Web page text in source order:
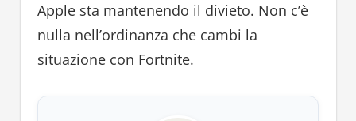
Apple sta mantenendo il divieto. Non c’è
nulla nell’ordinanza che cambi la
situazione con Fortnite.